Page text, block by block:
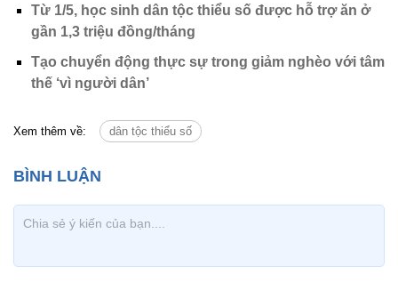
Từ 1/5, học sinh dân tộc thiểu số được hỗ trợ ăn ở
gần 1,3 triệu đồng/tháng
Tạo chuyển động thực sự trong giảm nghèo với tâm
thế ‘vì người dân’
Xem thêm về: dân tộc thiểu số